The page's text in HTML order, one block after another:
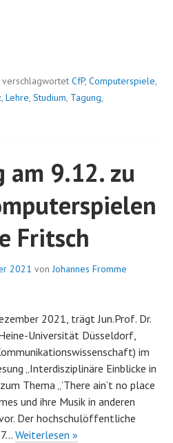
verschlagwortet CfP, Computerspiele,
, Lehre, Studium, Tagung,
am 9.12. zu
Fritsch
2021 vonJohannes Fromme
2021, trägt Jun.Prof. Dr.
Universität Düsseldorf,
im
„Interdisziplinäre Einblicke in
Thema „’There ain’t no place
und ihre Musik in anderen
Der hochschulöffentliche
Weiterlesen »